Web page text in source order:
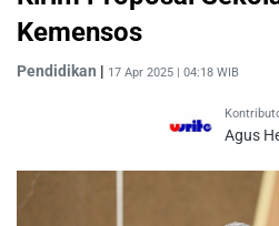
Kemensos
Pendidikan | 17 Apr 2025 | 04:18 WIB
Agus